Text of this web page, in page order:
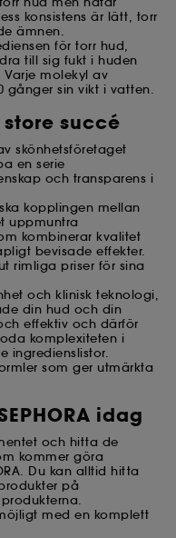
konsistens är lätt, torr
ämnen.
för torr hud,
till sig fukt i huden
molekyl av
gånger sin vikt i vatten.
succé
skönhetsföretaget
en serie
och transparens i
kopplingen mellan
uppmuntra
kombinerar kvalitet
bevisade effekter.
rimliga priser för sina
och klinisk teknologi,
din hud och din
effektiv och därför
komplexiteten i
ingredienslistor.
som ger utmärkta
idag
och hitta de
kommer göra
Du kan alltid hitta
på
med en komplett